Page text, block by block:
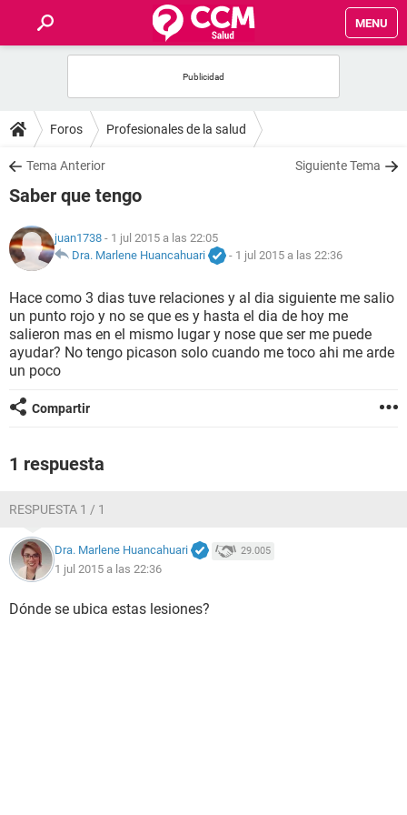
MENU
FOROS
SALUD
NUTRICIÓN
BIENESTAR
SEXUALIDAD
GLOSARIO
Foros Profesionales de la salud
Tema Anterior Siguiente Tema
Saber que tengo
juan1738 - 1 jul 2015 a las 22:05
Dra. Marlene Huancahuari
- 1 jul 2015 a las 22:36
Hace como 3 dias tuve relaciones y al dia siguiente me salio
un punto rojo y no se que es y hasta el dia de hoy me
salieron mas en el mismo lugar y nose que ser me puede
ayudar? No tengo picason solo cuando me toco ahi me arde
un poco
Compartir
1 respuesta
RESPUESTA 1 / 1
Dra. Marlene Huancahuari 29.005
1 jul 2015 a las 22:36
Dónde se ubica estas lesiones?